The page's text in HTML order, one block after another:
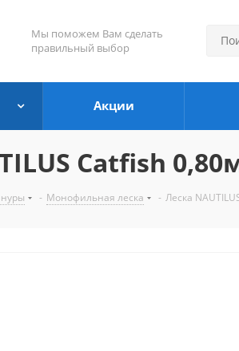
Мы поможем Вам сделать
правильный выбор
Акции
Catfish
- Монофильная леска - Леска